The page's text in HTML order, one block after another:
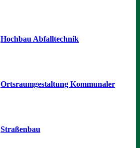
Hochbau Abfalltechnik
Ortsraumgestaltung Kommunaler
Straßenbau